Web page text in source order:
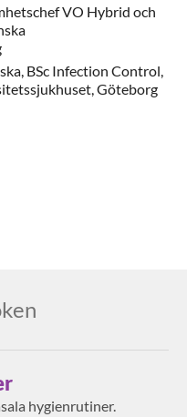
VO Hybrid och
BSc Infection Control,
Göteborg
hygienrutiner.